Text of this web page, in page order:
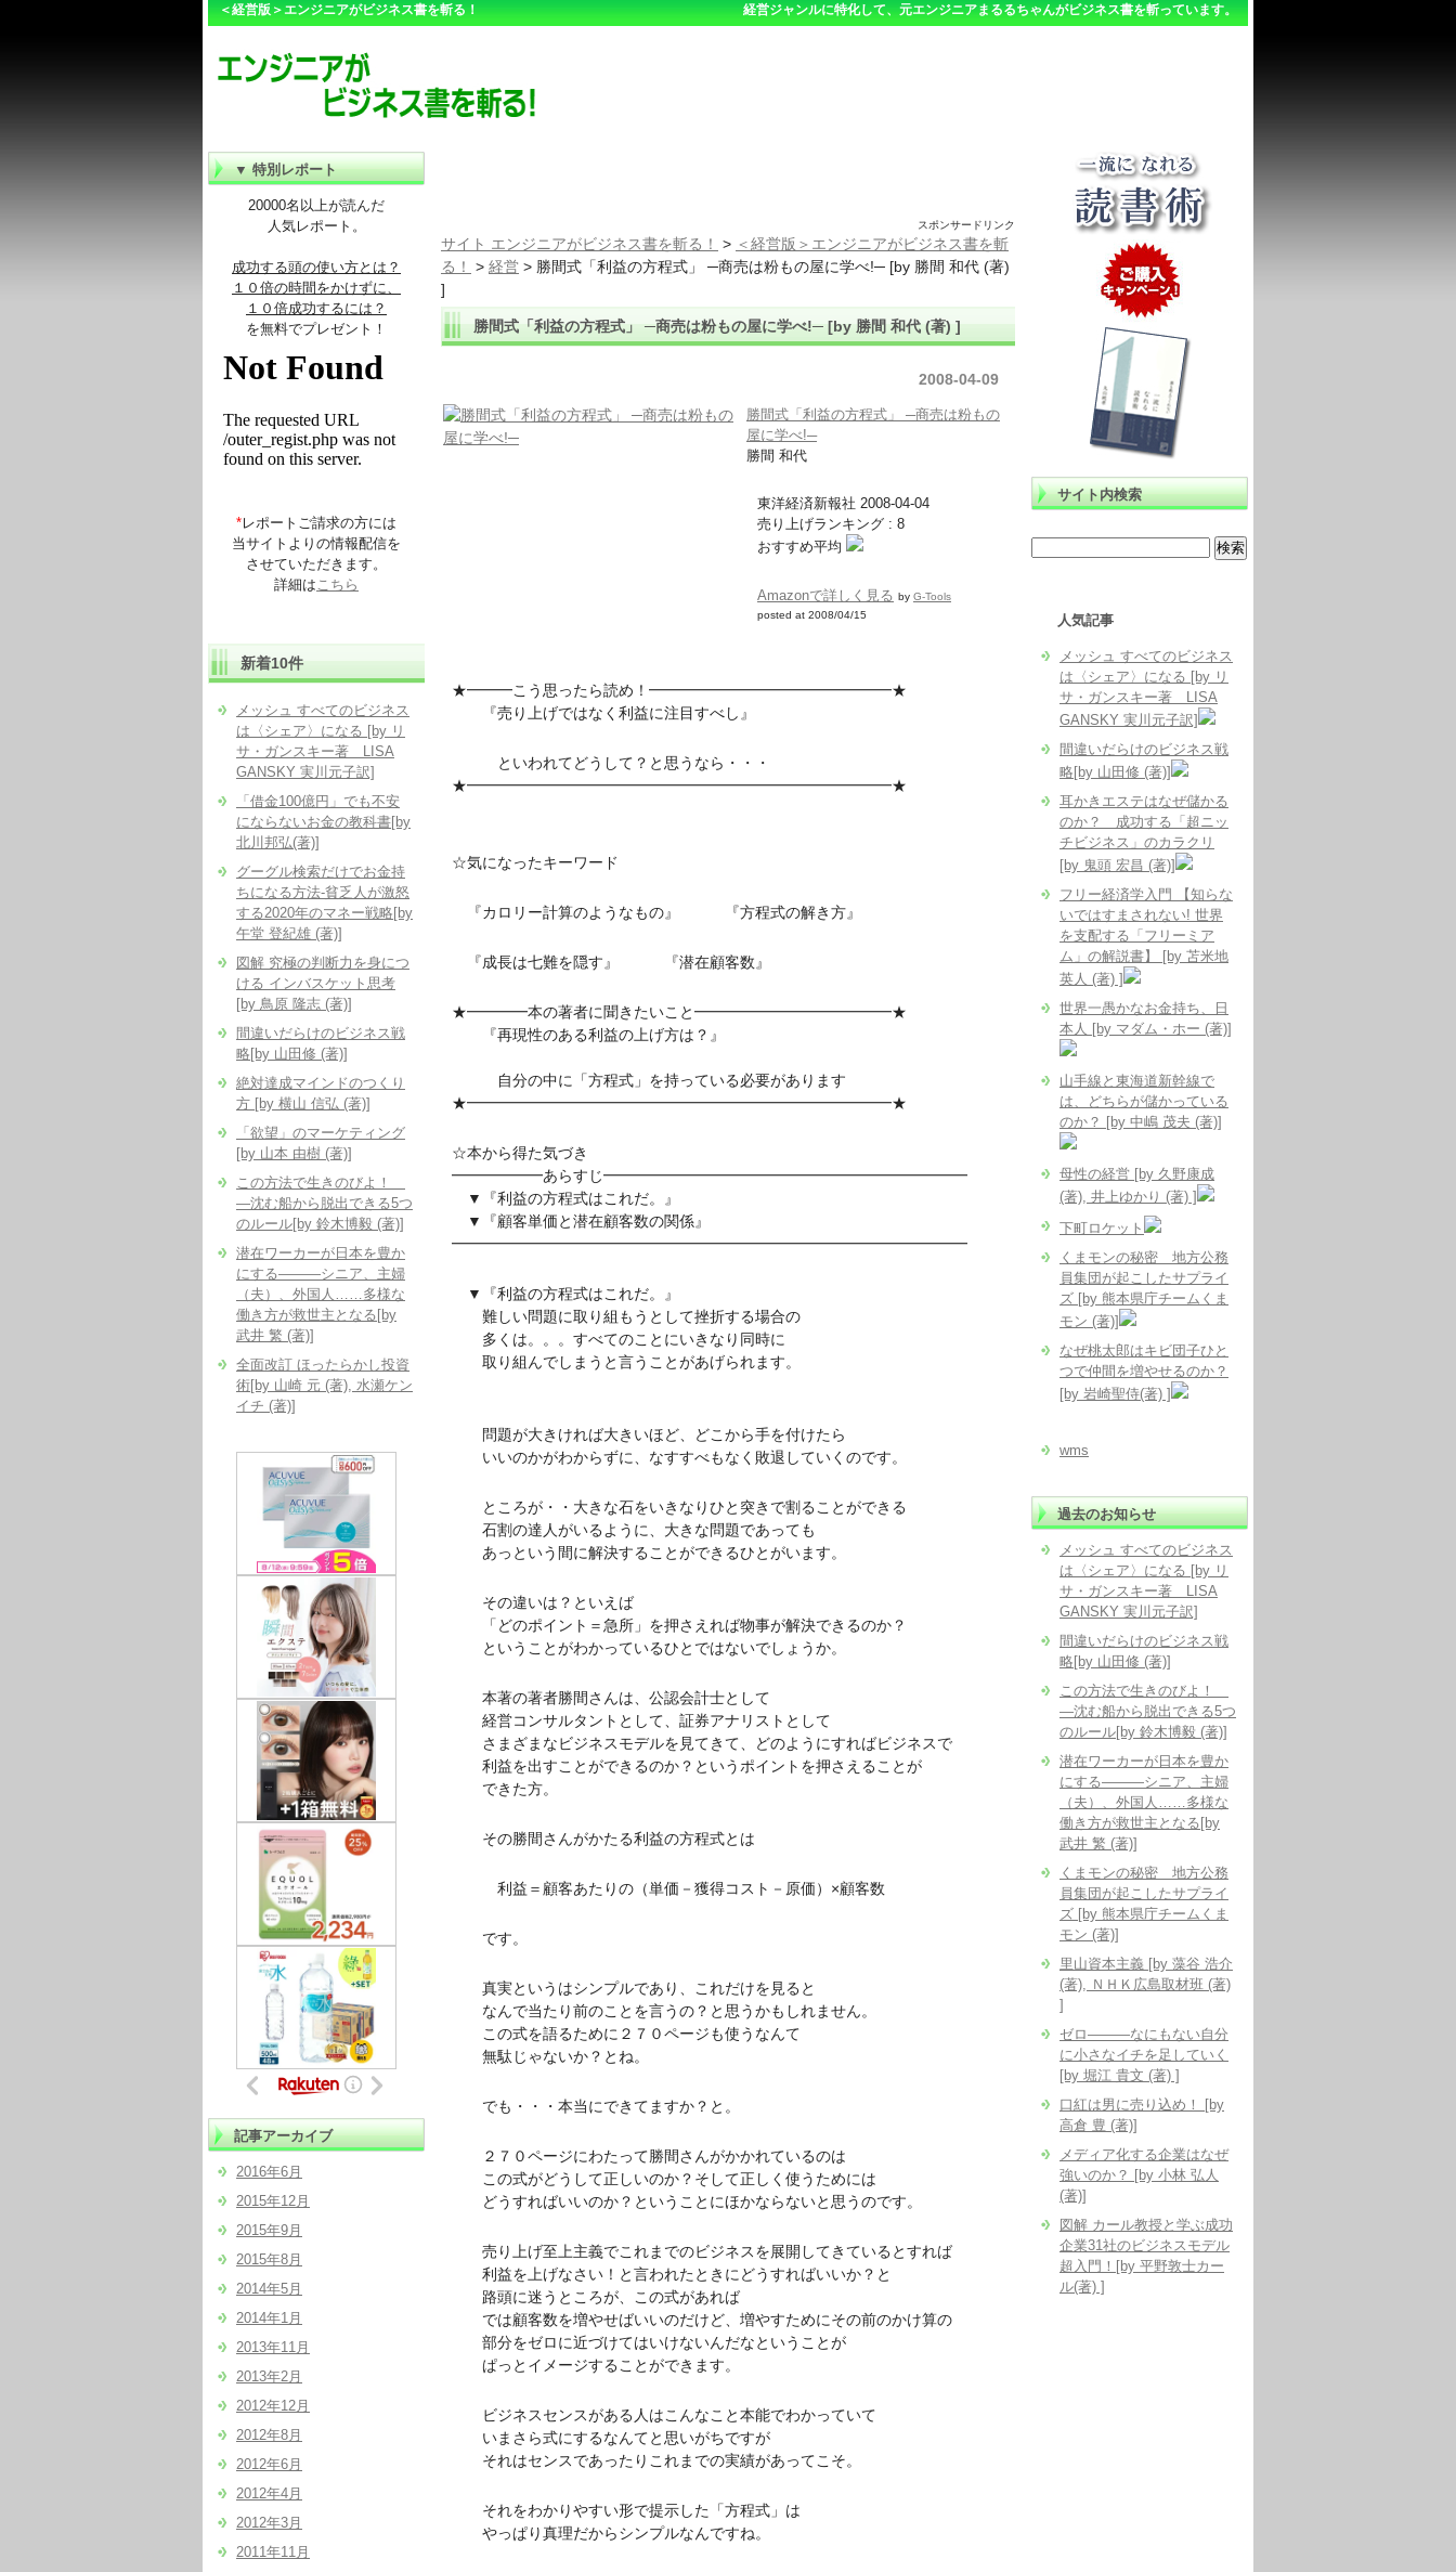
＜経営版＞エンジニアがビジネス書を斬る！ 経営ジャンルに特化して、元エンジニアまるるちゃんがビジネス書を斬っています。
スポンサードリンク
サイト エンジニアがビジネス書を斬る！ > ＜経営版＞エンジニアがビジネス書を斬
る！
> 経営 > 勝間式「利益の方程式」 ─商売は粉もの屋に学べ!─ [by 勝間 和代 (著)
]
勝間式「利益の方程式」 ─商売は粉もの屋に学べ!─ [by 勝間 和代 (著) ]
2008-04-09
勝間式「利益の方程式」 ─商売は粉もの
屋に学べ!─
勝間 和代
東洋経済新報社 2008-04-04
売り上げランキング : 8
おすすめ平均
Amazonで詳しく見る by G-Tools
posted at 2008/04/15
★━━━こう思ったら読め！━━━━━━━━━━━━━━━━★
『売り上げではなく利益に注目すべし』
といわれてどうして？と思うなら・・・
★━━━━━━━━━━━━━━━━━━━━━━━━━━━━★
☆気になったキーワード
『カロリー計算のようなもの』 『方程式の解き方』
『成長は七難を隠す』 『潜在顧客数』
★━━━━本の著者に聞きたいこと━━━━━━━━━━━━━★
『再現性のある利益の上げ方は？』
自分の中に「方程式」を持っている必要があります
★━━━━━━━━━━━━━━━━━━━━━━━━━━━━★
☆本から得た気づき
━━━━━━あらすじ━━━━━━━━━━━━━━━━━━━━━━━━
▼『利益の方程式はこれだ。』
▼『顧客単価と潜在顧客数の関係』
━━━━━━━━━━━━━━━━━━━━━━━━━━━━━━━━━━
▼『利益の方程式はこれだ。』
難しい問題に取り組もうとして挫折する場合の
多くは。。。すべてのことにいきなり同時に
取り組んでしまうと言うことがあげられます。
問題が大きければ大きいほど、どこから手を付けたら
いいのかがわからずに、なすすべもなく敗退していくのです。
ところが・・大きな石をいきなりひと突きで割ることができる
石割の達人がいるように、大きな問題であっても
あっという間に解決することができるひとがいます。
その違いは？といえば
「どのポイント＝急所」を押さえれば物事が解決できるのか？
ということがわかっているひとではないでしょうか。
本著の著者勝間さんは、公認会計士として
経営コンサルタントとして、証券アナリストとして
さまざまなビジネスモデルを見てきて、どのようにすればビジネスで
利益を出すことができるのか？というポイントを押さえることが
できた方。
その勝間さんがかたる利益の方程式とは
利益＝顧客あたりの（単価－獲得コスト－原価）×顧客数
です。
真実というはシンプルであり、これだけを見ると
なんで当たり前のことを言うの？と思うかもしれません。
この式を語るために２７０ページも使うなんて
無駄じゃないか？とね。
でも・・・本当にできてますか？と。
２７０ページにわたって勝間さんがかかれているのは
この式がどうして正しいのか？そして正しく使うためには
どうすればいいのか？ということにほかならないと思うのです。
売り上げ至上主義でこれまでのビジネスを展開してきているとすれば
利益を上げなさい！と言われたときにどうすればいいか？と
路頭に迷うところが、この式があれば
では顧客数を増やせばいいのだけど、増やすためにその前のかけ算の
部分をゼロに近づけてはいけないんだなということが
ぱっとイメージすることができます。
ビジネスセンスがある人はこんなこと本能でわかっていて
いまさら式にするなんてと思いがちですが
それはセンスであったりこれまでの実績があってこそ。
それをわかりやすい形で提示した「方程式」は
やっぱり真理だからシンプルなんですね。
サイト内検索
人気記事
メッシュ すべてのビジネス
は〈シェア〉になる [by リ
サ・ガンスキー著 LISA
GANSKY 実川元子訳]
間違いだらけのビジネス戦
略[by 山田修 (著)]
耳かきエステはなぜ儲かる
のか？ 成功する「超ニッ
チビジネス」のカラクリ
[by 鬼頭 宏昌 (著)]
フリー経済学入門 【知らな
いではすまされない! 世界
を支配する「フリーミア
ム」の解説書】 [by 苫米地
英人 (著) ]
世界一愚かなお金持ち、日
本人 [by マダム・ホー (著)]
山手線と東海道新幹線で
は、どちらが儲かっている
のか？ [by 中嶋 茂夫 (著)]
母性の経営 [by 久野康成
(著), 井上ゆかり (著) ]
下町ロケット
くまモンの秘密 地方公務
員集団が起こしたサプライ
ズ [by 熊本県庁チームくま
モン (著)]
なぜ桃太郎はキビ団子ひと
つで仲間を増やせるのか？
[by 岩崎聖侍(著) ]
wms
過去のお知らせ
メッシュ すべてのビジネス
は〈シェア〉になる [by リ
サ・ガンスキー著 LISA
GANSKY 実川元子訳]
間違いだらけのビジネス戦
略[by 山田修 (著)]
この方法で生きのびよ！
―沈む船から脱出できる5つ
のルール[by 鈴木博毅 (著)]
潜在ワーカーが日本を豊か
にする―――シニア、主婦
（夫）、外国人……多様な
働き方が救世主となる[by
武井 繁 (著)]
くまモンの秘密 地方公務
員集団が起こしたサプライ
ズ [by 熊本県庁チームくま
モン (著)]
里山資本主義 [by 藻谷 浩介
(著), ＮＨＫ広島取材班 (著)
]
ゼロ―――なにもない自分
に小さなイチを足していく
[by 堀江 貴文 (著) ]
口紅は男に売り込め！ [by
高倉 豊 (著)]
メディア化する企業はなぜ
強いのか？ [by 小林 弘人
(著)]
図解 カール教授と学ぶ成功
企業31社のビジネスモデル
超入門！[by 平野敦士カー
ル(著) ]
▼ 特別レポート
20000名以上が読んだ
人気レポート。
成功する頭の使い方とは？
１０倍の時間をかけずに、
１０倍成功するには？
を無料でプレゼント！
*レポートご請求の方には
当サイトよりの情報配信を
させていただきます。
詳細はこちら
新着10件
メッシュ すべてのビジネス
は〈シェア〉になる [by リ
サ・ガンスキー著 LISA
GANSKY 実川元子訳]
「借金100億円」でも不安
にならないお金の教科書[by
北川邦弘(著)]
グーグル検索だけでお金持
ちになる方法-貧乏人が激怒
する2020年のマネー戦略[by
午堂 登紀雄 (著)]
図解 究極の判断力を身につ
ける インバスケット思考
[by 鳥原 隆志 (著)]
間違いだらけのビジネス戦
略[by 山田修 (著)]
絶対達成マインドのつくり
方 [by 横山 信弘 (著)]
「欲望」のマーケティング
[by 山本 由樹 (著)]
この方法で生きのびよ！
―沈む船から脱出できる5つ
のルール[by 鈴木博毅 (著)]
潜在ワーカーが日本を豊か
にする―――シニア、主婦
（夫）、外国人……多様な
働き方が救世主となる[by
武井 繁 (著)]
全面改訂 ほったらかし投資
術[by 山崎 元 (著), 水瀬ケン
イチ (著)]
記事アーカイブ
2016年6月
2015年12月
2015年9月
2015年8月
2014年5月
2014年1月
2013年11月
2013年2月
2012年12月
2012年8月
2012年6月
2012年4月
2012年3月
2011年11月